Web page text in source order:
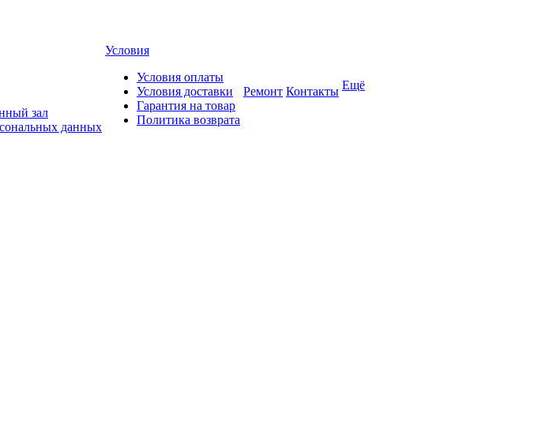
зал
данных
Условия
Условия оплаты
Условия доставки
Гарантия на товар
Политика возврата
Ремонт Контакты Ещё